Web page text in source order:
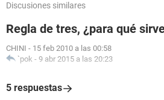
Discusiones similares
Regla de tres, ¿para qué
CHINI - 15 feb 2010 a las 00:58
`pok - 9 abr 2015 a las 20:23
5 respuestas